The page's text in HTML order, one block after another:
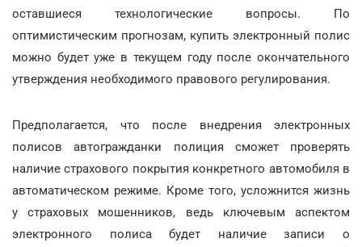
оставшиеся технологические вопросы. По
оптимистическим прогнозам, купить электронный полис
можно будет уже в текущем году после окончательного
утверждения необходимого правового регулирования.
Предполагается, что после внедрения электронных
полисов автогражданки полиция сможет проверять
наличие страхового покрытия конкретного автомобиля в
автоматическом режиме. Кроме того, усложнится жизнь
у страховых мошенников, ведь ключевым аспектом
электронного полиса будет наличие записи о